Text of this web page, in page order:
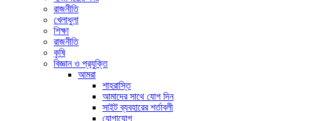
রাজনীতি
খেলাধুলা
শিক্ষা
রাজনীতি
কৃষি
বিজ্ঞান ও প্রযুক্তি
আমরা
শাহরাস্তি
আমাদের সাথে যোগ দিন
সাইট ব্যবহারের শর্তাবলী
যোগাযোগ